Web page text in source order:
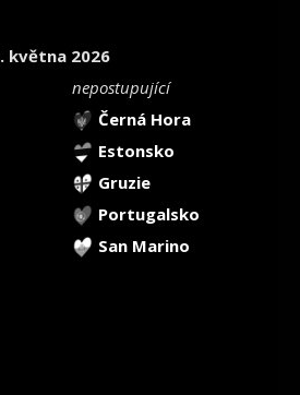
května 2026
nepostupující
Černá Hora
Estonsko
Gruzie
Portugalsko
San Marino